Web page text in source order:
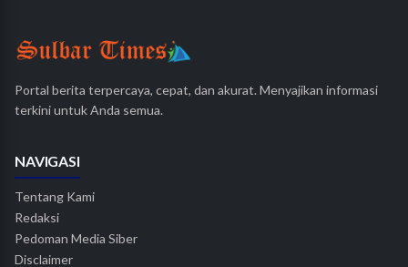
Portal berita terpercaya, cepat, dan akurat. Menyajikan informasi
terkini untuk Anda semua.
NAVIGASI
Tentang Kami
Redaksi
Pedoman Media Siber
Disclaimer